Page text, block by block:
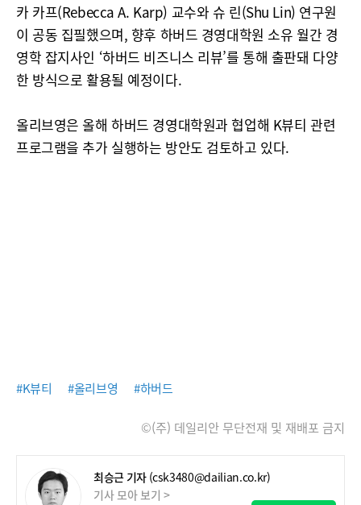
카 카프(Rebecca A. Karp) 교수와 슈 린(Shu Lin) 연구원
이 공동 집필했으며, 향후 하버드 경영대학원 소유 월간 경
영학 잡지사인 ‘하버드 비즈니스 리뷰’를 통해 출판돼 다양
한 방식으로 활용될 예정이다.
올리브영은 올해 하버드 경영대학원과 협업해 K뷰티 관련
프로그램을 추가 실행하는 방안도 검토하고 있다.
#K뷰티 #올리브영 #하버드
©(주) 데일리안 무단전재 및 재배포 금지
최승근 기자 (csk3480@dailian.co.kr)
기사 모아 보기 >